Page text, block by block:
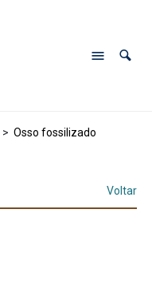
> Osso fossilizado
Voltar